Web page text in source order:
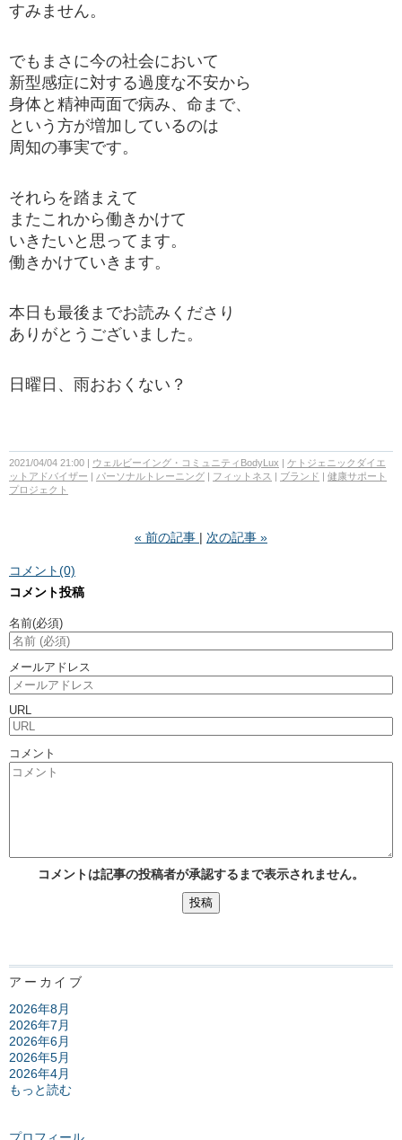
すみません。
でもまさに今の社会において
新型感症に対する過度な不安から
身体と精神両面で病み、命まで、
という方が増加しているのは
周知の事実です。
それらを踏まえて
またこれから働きかけて
いきたいと思ってます。
働きかけていきます。
本日も最後までお読みくださり
ありがとうございました。
日曜日、雨おおくない？
2021/04/04 21:00 ウェルビーイング・コミュニティBodyLux
ケトジェニックダイエ
ットアドバイザー
パーソナルトレーニング フィットネス ブランド
健康サポート
プロジェクト
« 前の記事 次の記事 »
コメント(0)
コメント投稿
名前(必須)
メールアドレス
URL
コメント
コメントは記事の投稿者が承認するまで表示されません。
アーカイブ
2026年8月
2026年7月
2026年6月
2026年5月
2026年4月
もっと読む